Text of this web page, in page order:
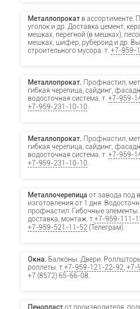
Металлопрокатв ассортименте.
уголок и др. Доставка цемент,
мешках, перегной (в мешках),
мешках, шифер, рубероид и др.
строительного мусора. т. +7-959-
Металлопрокат. Профнастил,
гибкая черепица, сайдинг,
водосточная система. т. +7-959-
+7-959-231-10-10.
Металлопрокат. Профнастил,
гибкая черепица, сайдинг,
водосточная система. т. +7-959-
+7-959-231-10-10.
Металлочерепица от завода под
изготовления от 1 дня.
профнастил. Гибочные
доставка, монтаж. т.+7-959-111-
+7-959-521-11-52 (Телеграм).
Окна. Балконы. Двери.
роллеты. т.+7-959-121-22-92, +7-
+7 (8572) 65-66-08.
Пенопластот производителя,